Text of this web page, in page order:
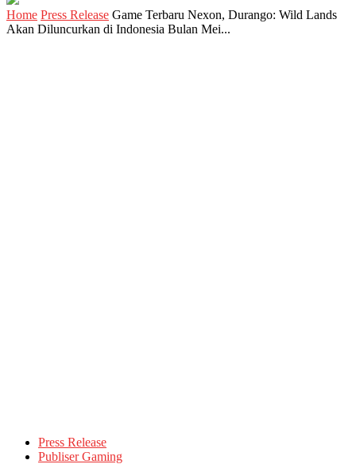
Home Press Release Game Terbaru Nexon, Durango: Wild Lands
Akan Diluncurkan di Indonesia Bulan Mei...
Press Release
Publiser Gaming